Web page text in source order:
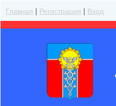
Главная | Регистрация | Вход